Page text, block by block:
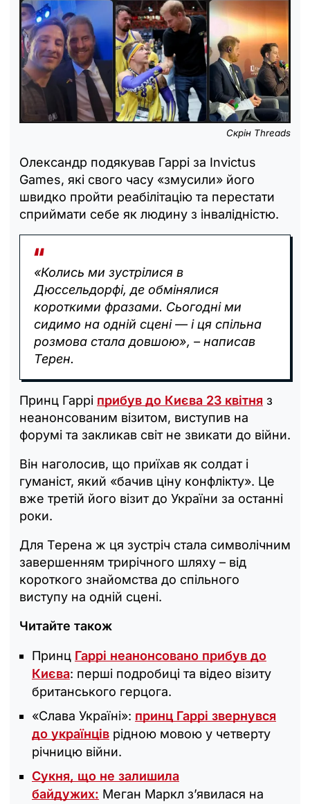
Скрін Threads
Олександр подякував Гаррі за Invictus
Games, які свого часу «змусили» його
швидко пройти реабілітацію та перестати
сприймати себе як людину з інвалідністю.
«Колись ми зустрілися в
Дюссельдорфі, де обмінялися
короткими фразами. Сьогодні ми
сидимо на одній сцені — і ця спільна
розмова стала довшою», – написав
Терен.
Принц Гаррі прибув до Києва 23 квітня з
неанонсованим візитом, виступив на
форумі та закликав світ не звикати до війни.
Він наголосив, що приїхав як солдат і
гуманіст, який «бачив ціну конфлікту». Це
вже третій його візит до України за останні
роки.
Для Терена ж ця зустріч стала символічним
завершенням трирічного шляху – від
короткого знайомства до спільного
виступу на одній сцені.
Читайте також
Принц Гаррі неанонсовано прибув до
Києва: перші подробиці та відео візиту
британського герцога.
«Слава Україні»: принц Гаррі звернувся
до українців рідною мовою у четверту
річницю війни.
Сукня, що не залишила
байдужих: Меган Маркл з’явилася на